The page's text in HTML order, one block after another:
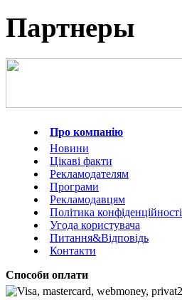
Партнеры
Про компанію
Новини
Цікаві факти
Рекламодателям
Програми
Рекламодавцям
Політика конфіденційності
Угода користувача
Питання&Відповідь
Контакти
Способи оплати